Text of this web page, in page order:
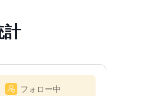
フォロー中